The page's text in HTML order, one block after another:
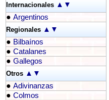
Internacionales ▲ ▼
● Argentinos
Regionales ▲ ▼
● Bilbaínos
● Catalanes
● Gallegos
Otros ▲ ▼
● Adivinanzas
● Colmos